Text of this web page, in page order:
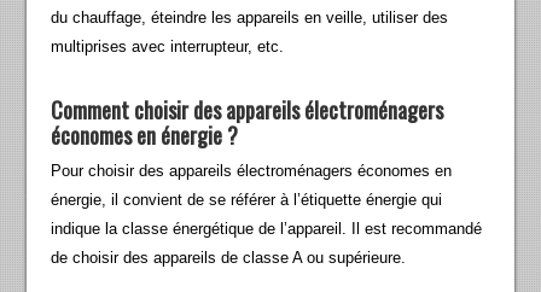
du chauffage, éteindre les appareils en veille, utiliser des
multiprises avec interrupteur, etc.
Comment choisir des appareils électroménagers
économes en énergie ?
Pour choisir des appareils électroménagers économes en
énergie, il convient de se référer à l’étiquette énergie qui
indique la classe énergétique de l’appareil. Il est recommandé
de choisir des appareils de classe A ou supérieure.